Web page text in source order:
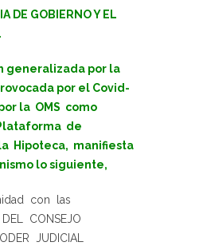
DE GOBIERNO Y EL
generalizada por la
por el Covid-
la OMS como
de
Hipoteca, manifiesta
lo siguiente,
con las
DEL CONSEJO
JUDICIAL